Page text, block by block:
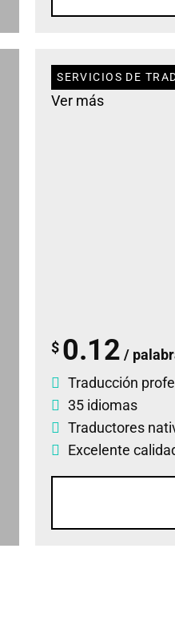
SERVICIOS DE
Ver más
$ 0.12 /
Traducción
35 idiomas
Traductores
Excelente